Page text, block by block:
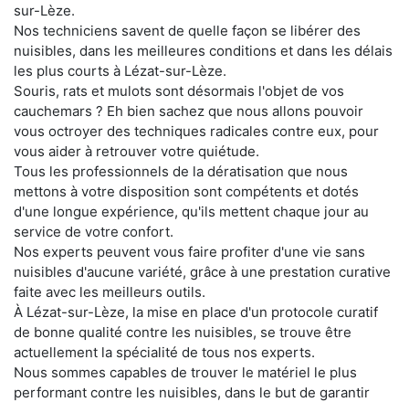
sur-Lèze.
Nos techniciens savent de quelle façon se libérer des
nuisibles, dans les meilleures conditions et dans les délais
les plus courts à Lézat-sur-Lèze.
Souris, rats et mulots sont désormais l'objet de vos
cauchemars ? Eh bien sachez que nous allons pouvoir
vous octroyer des techniques radicales contre eux, pour
vous aider à retrouver votre quiétude.
Tous les professionnels de la dératisation que nous
mettons à votre disposition sont compétents et dotés
d'une longue expérience, qu'ils mettent chaque jour au
service de votre confort.
Nos experts peuvent vous faire profiter d'une vie sans
nuisibles d'aucune variété, grâce à une prestation curative
faite avec les meilleurs outils.
À Lézat-sur-Lèze, la mise en place d'un protocole curatif
de bonne qualité contre les nuisibles, se trouve être
actuellement la spécialité de tous nos experts.
Nous sommes capables de trouver le matériel le plus
performant contre les nuisibles, dans le but de garantir